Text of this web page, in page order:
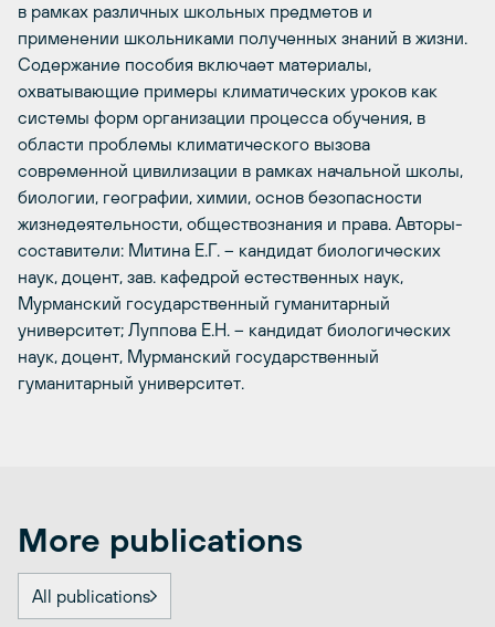
в рамках различных школьных предметов и
применении школьниками полученных знаний в жизни.
Содержание пособия включает материалы,
охватывающие примеры климатических уроков как
системы форм организации процесса обучения, в
области проблемы климатического вызова
современной цивилизации в рамках начальной школы,
биологии, географии, химии, основ безопасности
жизнедеятельности, обществознания и права. Авторы-
составители: Митина Е.Г. – кандидат биологических
наук, доцент, зав. кафедрой естественных наук,
Мурманский государственный гуманитарный
университет; Луппова Е.Н. – кандидат биологических
наук, доцент, Мурманский государственный
гуманитарный университет.
More publications
All publications